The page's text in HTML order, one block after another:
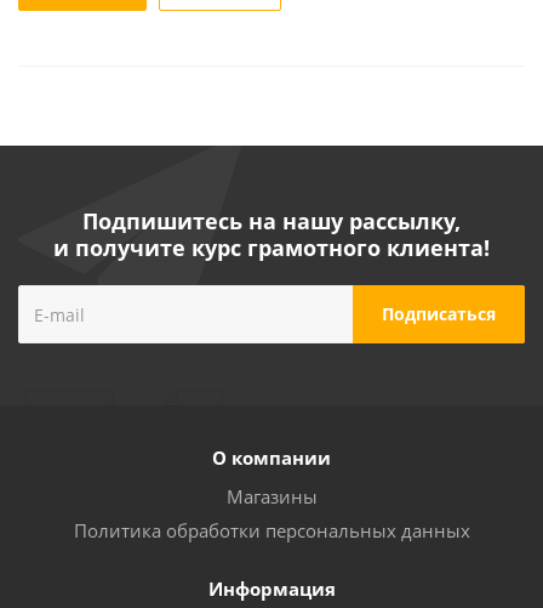
Подпишитесь на нашу рассылку,
и получите курс грамотного клиента!
О компании
Магазины
Политика обработки персональных данных
Информация